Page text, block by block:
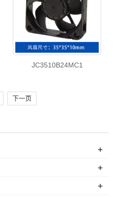
JC3510B24MC1
下一页
+
+
+